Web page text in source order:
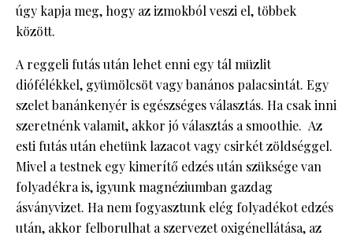
úgy kapja meg, hogy az izmokból veszi el, többek
között.
A reggeli futás után lehet enni egy tál müzlit
diófélékkel, gyümölcsöt vagy banános palacsintát. Egy
szelet banánkenyér is egészséges választás. Ha csak inni
szeretnénk valamit, akkor jó választás a smoothie. Az
esti futás után ehetünk lazacot vagy csirkét zöldséggel.
Mivel a testnek egy kimerítő edzés után szüksége van
folyadékra is, igyunk magnéziumban gazdag
ásványvizet. Ha nem fogyasztunk elég folyadékot edzés
után, akkor felborulhat a szervezet oxigénellátása, az